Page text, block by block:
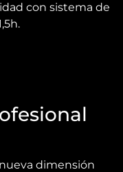
con sistema de
dimensión